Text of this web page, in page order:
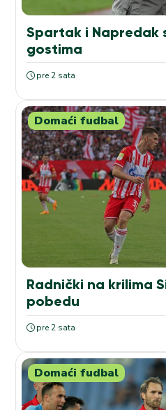
Spartak i Napredak
gostima
pre 2 sata
Domaći fudbal
Radnički na krilima
pobedu
pre 2 sata
Domaći fudbal